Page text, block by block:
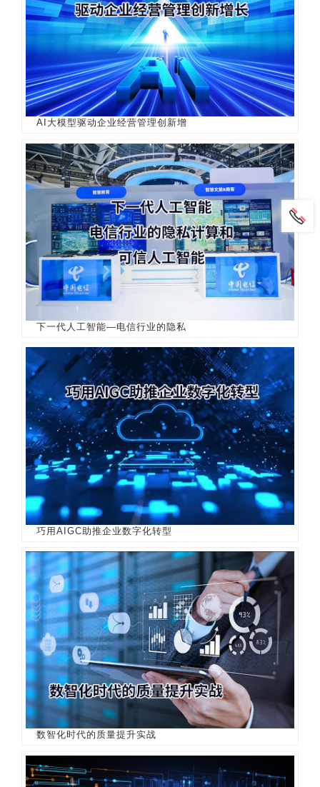
AI大模型驱动企业经营管理创新增
下一代人工智能—电信行业的隐私
巧用AIGC助推企业数字化转型
数智化时代的质量提升实战